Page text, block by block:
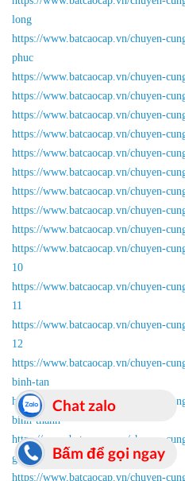
long
https://www.batcaocap.vn/chuyen-
phuc
https://www.batcaocap.vn/chuyen-
https://www.batcaocap.vn/chuyen-
https://www.batcaocap.vn/chuyen-
https://www.batcaocap.vn/chuyen-
https://www.batcaocap.vn/chuyen-
https://www.batcaocap.vn/chuyen-
https://www.batcaocap.vn/chuyen-
https://www.batcaocap.vn/chuyen-
https://www.batcaocap.vn/chuyen-
https://www.batcaocap.vn/chuyen-
10
https://www.batcaocap.vn/chuyen-
11
https://www.batcaocap.vn/chuyen-
12
https://www.batcaocap.vn/chuyen-
binh-tan
https://www.batcaocap.vn/chuyen-
binh-thanh
https://www.batcaocap.vn/chuyen-
go-vap
https://www.batcaocap.vn/chuyen-
Bấm để gọi ngay
Chat zalo